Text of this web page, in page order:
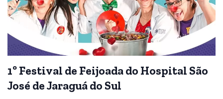
1º Festival de Feijoada do Hospital São
José de Jaraguá do Sul